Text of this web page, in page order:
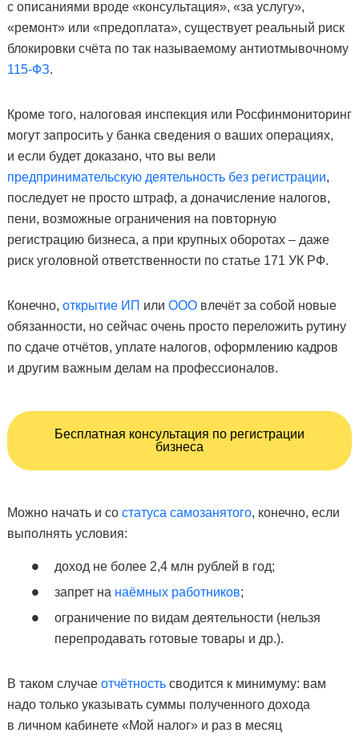
с описаниями вроде «консультация», «за услугу»,
«ремонт» или «предоплата», существует реальный риск
блокировки счёта по так называемому антиотмывочному
115-ФЗ.
Кроме того, налоговая инспекция или Росфинмониторинг
могут запросить у банка сведения о ваших операциях,
и если будет доказано, что вы вели
предпринимательскую деятельность без регистрации,
последует не просто штраф, а доначисление налогов,
пени, возможные ограничения на повторную
регистрацию бизнеса, а при крупных оборотах – даже
риск уголовной ответственности по статье 171 УК РФ.
Конечно, открытие ИП или ОООвлечёт за собой новые
обязанности, но сейчас очень просто переложить рутину
по сдаче отчётов, уплате налогов, оформлению кадров
и другим важным делам на профессионалов.
Бесплатная консультация по регистрации
бизнеса
Можно начать и со статуса самозанятого, конечно, если
выполнять условия:
доход не более 2,4 млн рублей в год;
запрет на наёмных работников;
ограничение по видам деятельности (нельзя
перепродавать готовые товары и др.).
В таком случае отчётностьсводится к минимуму: вам
надо только указывать суммы полученного дохода
в личном кабинете «Мой налог» и раз в месяц